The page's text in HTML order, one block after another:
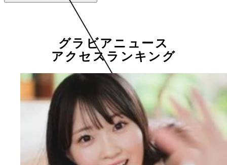
グラビアニュース
アクセスランキング